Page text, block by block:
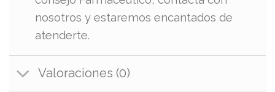
nosotros y estaremos encantados de
atenderte.
Valoraciones (0)